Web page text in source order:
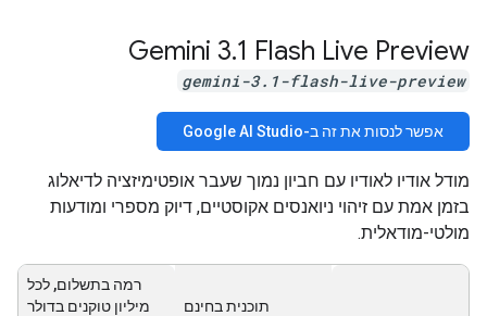
‫Gemini 3.1 Flash Live Preview
gemini-3.1-flash-live-preview
אפשר לנסות את זה ב-Google AI Studio
מודל אודיו לאודיו עם חביון נמוך שעבר אופטימיזציה לדיאלוג
בזמן אמת עם זיהוי ניואנסים אקוסטיים, דיוק מספרי ומודעות
מולטי-מודאלית.
תוכנית בחינם
רמה בתשלום, לכל
מיליון טוקנים בדולר